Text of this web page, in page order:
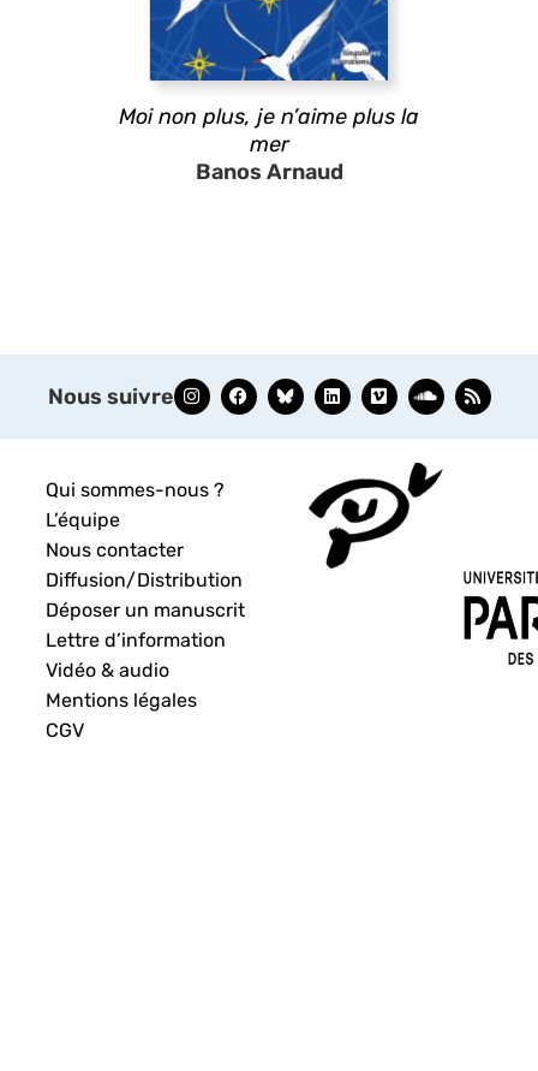
Moi non plus, je n’aime plus la
mer
Banos Arnaud
Nous suivre
Qui sommes-nous ?
L’équipe
Nous contacter
Diffusion/Distribution
Déposer un manuscrit
Lettre d’information
Vidéo & audio
Mentions légales
CGV